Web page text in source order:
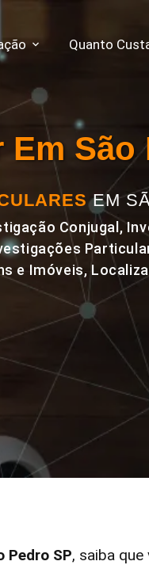
Quanto
São
EM
Conjugal,
e Imóveis,
Pedro SP, saiba